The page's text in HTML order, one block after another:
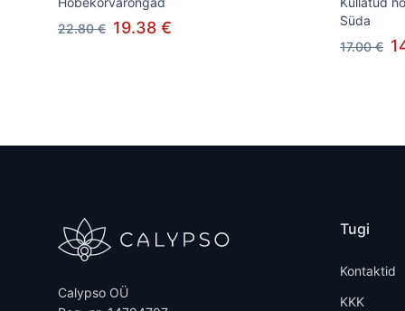
22.80 € 19.38 €
Süda
17.00 €
Calypso OÜ
Tugi
Kontaktid
KKK